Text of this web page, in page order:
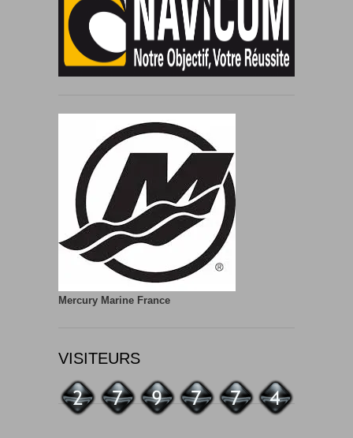
Mercury Marine France
VISITEURS